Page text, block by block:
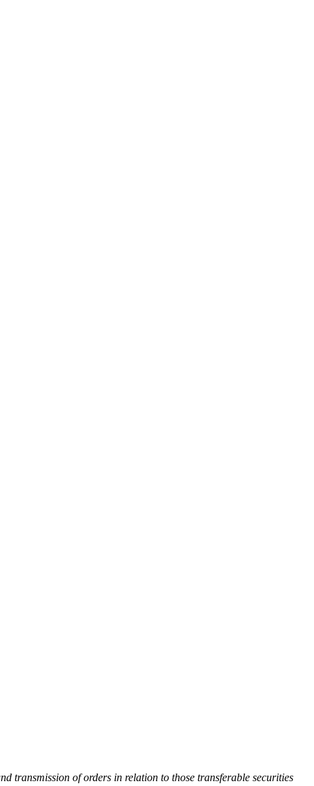
transmission of orders in relation to those transferable securities